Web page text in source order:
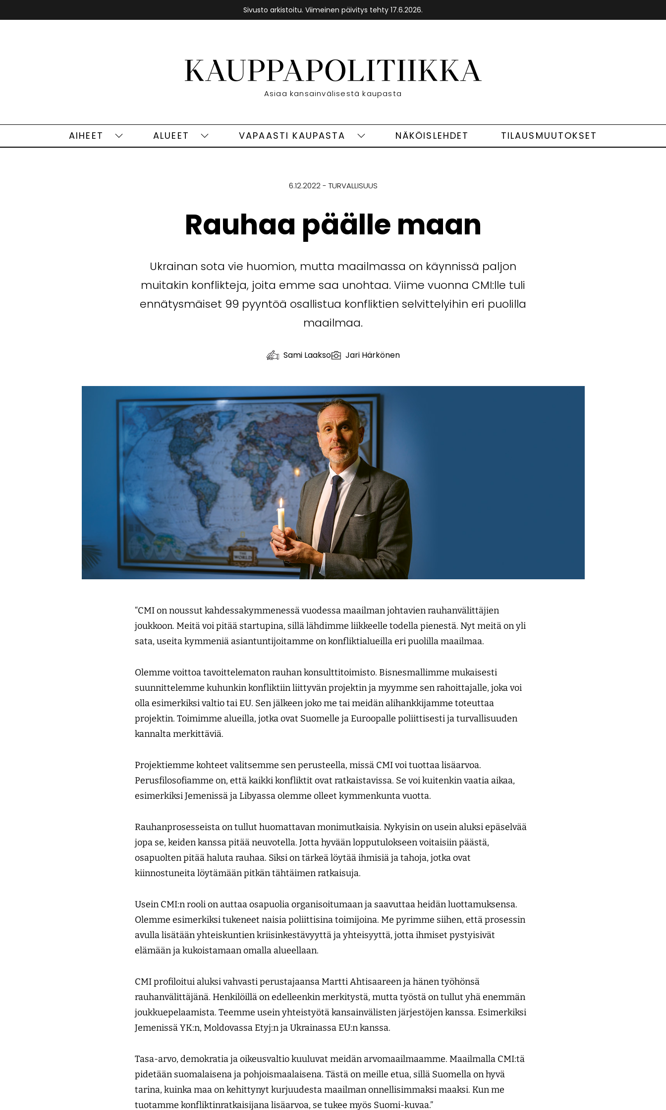
Sivusto arkistoitu. Viimeinen päivitys tehty 17.6.2026.
Etusivu
Asiaa kansainvälisestä kaupasta
AIHEET
Aiheet
ALUEET
Alueet
VAPAASTI KAUPASTA
VapaastiNÄKÖISLEHDET TILAUSMUUTOKSET
6.12.2022 TURVALLISUUS
Rauhaa päälle maan
Ukrainan sota vie huomion, mutta maailmassa on käynnissä paljon
muitakin konflikteja, joita emme saa unohtaa. Viime vuonna CMI:lle tuli
ennätysmäiset 99 pyyntöä osallistua konfliktien selvittelyihin eri puolilla
maailmaa.
Sami Laakso Jari Härkönen
“CMI on noussut kahdessakymmenessä vuodessa maailman johtavien rauhanvälittäjien
joukkoon. Meitä voi pitää startupina, sillä lähdimme liikkeelle todella pienestä. Nyt meitä on yli
sata, useita kymmeniä asiantuntijoitamme on konfliktialueilla eri puolilla maailmaa.
Olemme voittoa tavoittelematon rauhan konsulttitoimisto. Bisnesmallimme mukaisesti
suunnittelemme kuhunkin konfliktiin liittyvän projektin ja myymme sen rahoittajalle, joka voi
olla esimerkiksi valtio tai EU. Sen jälkeen joko me tai meidän alihankkijamme toteuttaa
projektin. Toimimme alueilla, jotka ovat Suomelle ja Euroopalle poliittisesti ja turvallisuuden
kannalta merkittäviä.
Projektiemme kohteet valitsemme sen perusteella, missä CMI voi tuottaa lisäarvoa.
Perusfilosofiamme on, että kaikki konfliktit ovat ratkaistavissa. Se voi kuitenkin vaatia aikaa,
esimerkiksi Jemenissä ja Libyassa olemme olleet kymmenkunta vuotta.
Rauhanprosesseista on tullut huomattavan monimutkaisia. Nykyisin on usein aluksi epäselvää
jopa se, keiden kanssa pitää neuvotella. Jotta hyvään lopputulokseen voitaisiin päästä,
osapuolten pitää haluta rauhaa. Siksi on tärkeä löytää ihmisiä ja tahoja, jotka ovat
kiinnostuneita löytämään pitkän tähtäimen ratkaisuja.
Usein CMI:n rooli on auttaa osapuolia organisoitumaan ja saavuttaa heidän luottamuksensa.
Olemme esimerkiksi tukeneet naisia poliittisina toimijoina. Me pyrimme siihen, että prosessin
avulla lisätään yhteiskuntien kriisinkestävyyttä ja yhteisyyttä, jotta ihmiset pystyisivät
elämään ja kukoistamaan omalla alueellaan.
CMI profiloitui aluksi vahvasti perustajaansa Martti Ahtisaareen ja hänen työhönsä
rauhanvälittäjänä. Henkilöillä on edelleenkin merkitystä, mutta työstä on tullut yhä enemmän
joukkuepelaamista. Teemme usein yhteistyötä kansainvälisten järjestöjen kanssa. Esimerkiksi
Jemenissä YK:n, Moldovassa Etyj:n ja Ukrainassa EU:n kanssa.
Tasa-arvo, demokratia ja oikeusvaltio kuuluvat meidän arvomaailmaamme. Maailmalla CMI:tä
pidetään suomalaisena ja pohjoismaalaisena. Tästä on meille etua, sillä Suomella on hyvä
tarina, kuinka maa on kehittynyt kurjuudesta maailman onnellisimmaksi maaksi. Kun me
tuotamme konfliktinratkaisijana lisäarvoa, se tukee myös Suomi-kuvaa.”